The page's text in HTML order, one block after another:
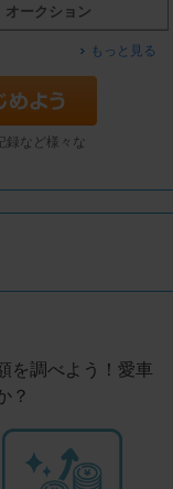
オークション
もっと見る
録など様々な
を調べよう！愛車
？